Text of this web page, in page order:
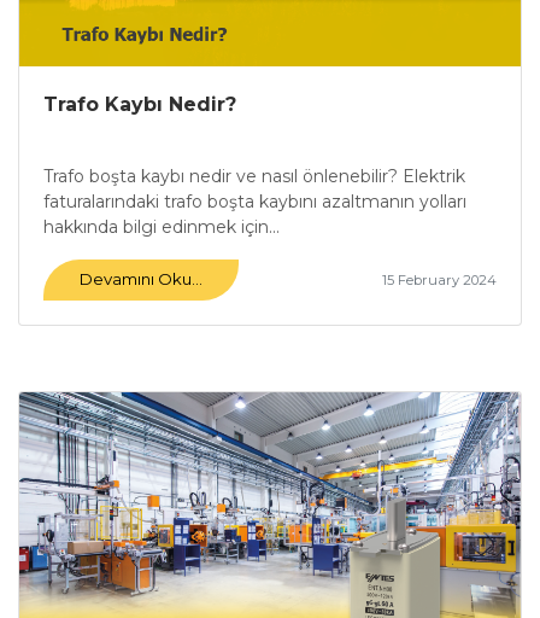
Trafo Kaybı Nedir?
Trafo boşta kaybı nedir ve nasıl önlenebilir? Elektrik
faturalarındaki trafo boşta kaybını azaltmanın yolları
hakkında bilgi edinmek için...
Devamını Oku... 15 February 2024